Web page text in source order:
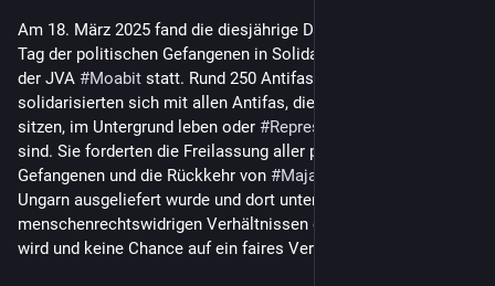
Am 18. März 2025 fand die diesjährige Demonstration zum
Tag der politischen Gefangenen in Solidarität mit
der JVA #Moabit statt. Rund 250 Antifaschist*innen
solidarisierten sich mit allen Antifas, die in Gefängnissen
sitzen, im Untergrund leben oder #Repressionen
sind. Sie forderten die Freilassung aller politischer
Gefangenen und die Rückkehr von #Maja
Ungarn ausgeliefert wurde und dort unter
menschenrechtswidrigen Verhältnissen gefangen gehalten
wird und keine Chance auf ein faires Verfahren hat.